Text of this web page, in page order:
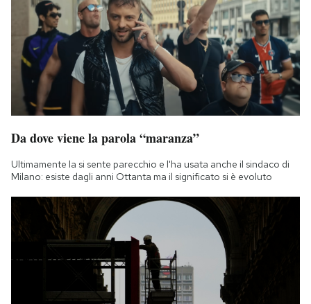
Da dove viene la parola “maranza”
Ultimamente la si sente parecchio e l'ha usata anche il sindaco di
Milano: esiste dagli anni Ottanta ma il significato si è evoluto